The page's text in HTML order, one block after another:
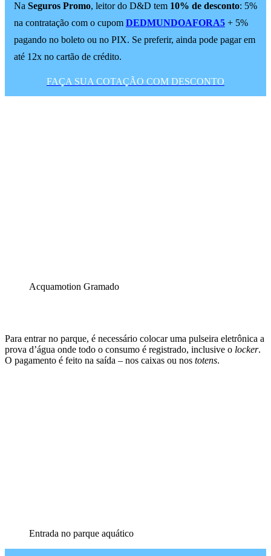
Na Seguros Promo, leitor do D&D tem 10% de desconto: 5%
na contratação com o cupom DEDMUNDOAFORA5 + 5%
pagando no boleto ou no PIX. Se preferir, ainda pode pagar em
até 12x no cartão de crédito.
FAÇA SUA COTAÇÃO COM DESCONTO
Acquamotion Gramado
Para entrar no parque, é necessário colocar uma pulseira eletrônica a
prova d’água onde todo o consumo é registrado, inclusive o locker.
O pagamento é feito na saída – nos caixas ou nos totens.
Entrada no parque aquático